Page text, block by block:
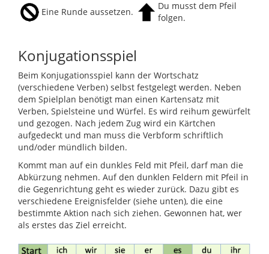
Eine Runde aussetzen.
Du musst dem Pfeil
folgen.
Konjugationsspiel
Beim Konjugationsspiel kann der Wortschatz
(verschiedene Verben) selbst festgelegt werden. Neben
dem Spielplan benötigt man einen Kartensatz mit
Verben, Spielsteine und Würfel. Es wird reihum gewürfelt
und gezogen. Nach jedem Zug wird ein Kärtchen
aufgedeckt und man muss die Verbform schriftlich
und/oder mündlich bilden.
Kommt man auf ein dunkles Feld mit Pfeil, darf man die
Abkürzung nehmen. Auf den dunklen Feldern mit Pfeil in
die Gegenrichtung geht es wieder zurück. Dazu gibt es
verschiedene Ereignisfelder (siehe unten), die eine
bestimmte Aktion nach sich ziehen. Gewonnen hat, wer
als erstes das Ziel erreicht.